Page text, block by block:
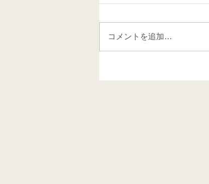
コメントを追加…